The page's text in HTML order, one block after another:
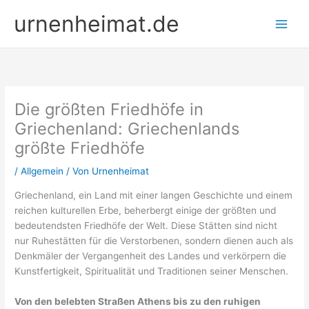
Inhalturnenheimat.de
Die größten Friedhöfe in
Griechenland: Griechenlands
größte Friedhöfe
/Allgemein / Von Urnenheimat
Griechenland, ein Land mit einer langen Geschichte und einem
reichen kulturellen Erbe, beherbergt einige der größten und
bedeutendsten Friedhöfe der Welt. Diese Stätten sind nicht
nur Ruhestätten für die Verstorbenen, sondern dienen auch als
Denkmäler der Vergangenheit des Landes und verkörpern die
Kunstfertigkeit, Spiritualität und Traditionen seiner Menschen.
Von den belebten Straßen Athens bis zu den ruhigen